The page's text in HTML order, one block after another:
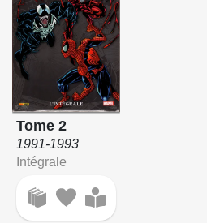
Tome 2
1991-1993
Intégrale